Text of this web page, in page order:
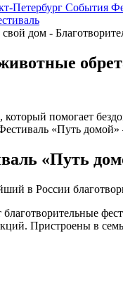
Петербург События
помогает
«Путь
«Путь
в России
Пристроены в